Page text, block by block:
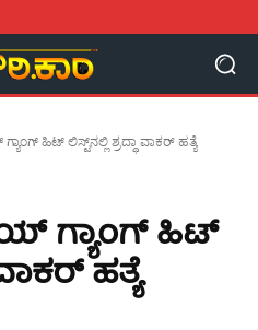
ಹಿಟ್ ಲಿಸ್ಟ್‌ನಲ್ಲಿ ಶ್ರದ್ಧಾ ವಾಕರ್ ಹತ್ಯೆ
ಗ್ಯಾಂಗ್ ಹಿಟ್
ಹತ್ಯೆ